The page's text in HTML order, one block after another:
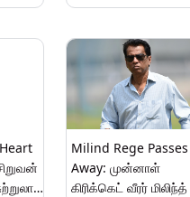
மனோஜ்; வைரலாகும்
Milind Rege Passes
Away: முன்னாள்
கிரிக்கெட் வீரர்